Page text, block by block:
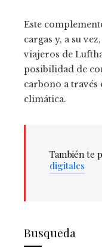
Este
cargas y, a su
viajeros de
posibilidad de
carbono a
climática.
También te
digitales
Busqueda